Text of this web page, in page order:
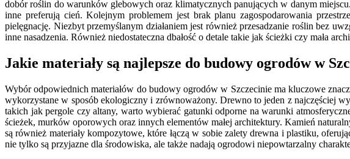
dobór roślin do warunków glebowych oraz klimatycznych panujących w danym
inne preferują cień. Kolejnym problemem jest brak planu zagospodarowania
pielęgnację. Niezbyt przemyślanym działaniem jest również przesadzanie roślin bez
inne nasadzenia. Również niedostateczna dbałość o detale takie jak ścieżki czy mała
Jakie materiały są najlepsze do budowy ogrodów w
Wybór odpowiednich materiałów do budowy ogrodów w Szczecinie ma kluczowe
wykorzystane w sposób ekologiczny i zrównoważony. Drewno to jeden z najczęściej
takich jak pergole czy altany, warto wybierać gatunki odporne na warunki
ścieżek, murków oporowych oraz innych elementów małej architektury. Kamień
są również materiały kompozytowe, które łączą w sobie zalety drewna i plastiku,
nie tylko są przyjazne dla środowiska, ale także nadają ogrodowi niepowtarzalny